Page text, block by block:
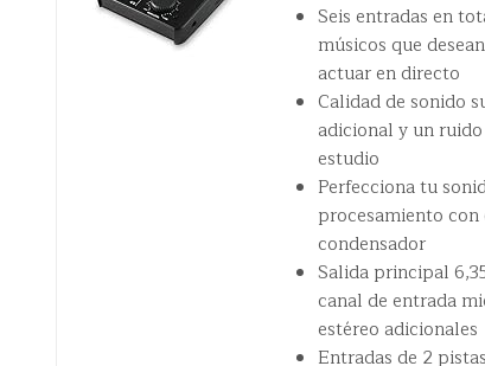
Seis entradas en
músicos que
actuar en directo
Calidad de sonido
adicional y un
estudio
Perfecciona tu
procesamiento
condensador
Salida principal
canal de entrada
estéreo adicionales
Entradas de 2